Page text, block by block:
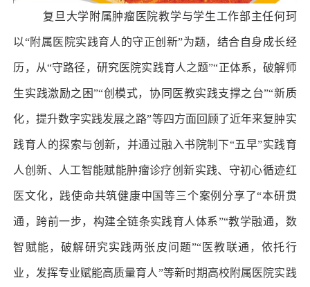
复旦大学附属肿瘤医院教学与学生工作部主任何珂
以“附属医院实践育人的守正创新”为题，结合自身成长经
历，从“守路径，研究医院实践育人之题”“正体系，破解师
生实践激励之困”“创模式，协同医教实践支撑之台”“新质
化，提升数字实践发展之路”等四方面回顾了近年来复肿实
践育人的探索与创新，并通过融入书院制下“五早”实践育
人创新、人工智能赋能肿瘤诊疗创新实践、守初心循迹红
医文化，践使命共筑健康中国等三个案例分享了“本研贯
通，跨前一步，构建全链条实践育人体系”“教学融通，数
智赋能，破解研究实践两张皮问题”“医教联通，依托行
业，发挥专业赋能高质量育人”等新时期高校附属医院实践